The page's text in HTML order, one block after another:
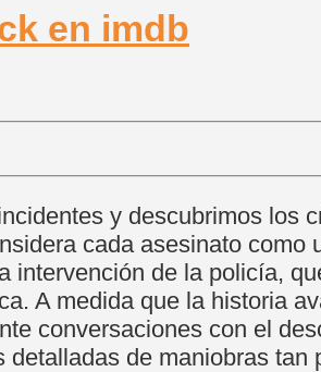
y descubrimos los
cada asesinato como
intervención de la policía,
A medida que la historia
conversaciones con el
de maniobras tan